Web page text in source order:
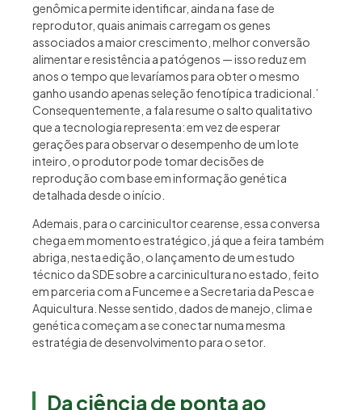
genômica permite identificar, ainda na fase de
reprodutor, quais animais carregam os genes
associados a maior crescimento, melhor conversão
alimentar e resistência a patógenos — isso reduz em
anos o tempo que levaríamos para obter o mesmo
ganho usando apenas seleção fenotípica tradicional.’
Consequentemente, a fala resume o salto qualitativo
que a tecnologia representa: em vez de esperar
gerações para observar o desempenho de um lote
inteiro, o produtor pode tomar decisões de
reprodução com base em informação genética
detalhada desde o início.
Ademais, para o carcinicultor cearense, essa conversa
chega em momento estratégico, já que a feira também
abriga, nesta edição, o lançamento de um estudo
técnico da SDE sobre a carcinicultura no estado, feito
em parceria com a Funceme e a Secretaria da Pesca e
Aquicultura. Nesse sentido, dados de manejo, clima e
genética começam a se conectar numa mesma
estratégia de desenvolvimento para o setor.
Da ciência de ponta ao